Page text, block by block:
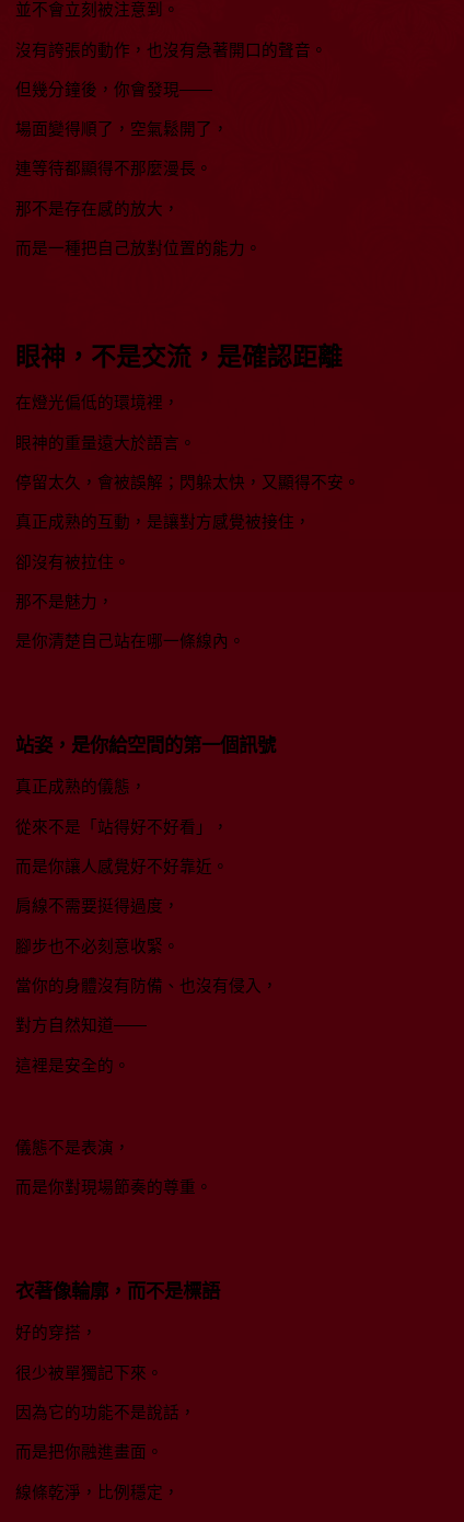
並不會立刻被注意到。
沒有誇張的動作，也沒有急著開口的聲音。
但幾分鐘後，你會發現——
場面變得順了，空氣鬆開了，
連等待都顯得不那麼漫長。
那不是存在感的放大，
而是一種把自己放對位置的能力。
眼神，不是交流，是確認距離
在燈光偏低的環境裡，
眼神的重量遠大於語言。
停留太久，會被誤解；閃躲太快，又顯得不安。
真正成熟的互動，是讓對方感覺被接住，
卻沒有被拉住。
那不是魅力，
是你清楚自己站在哪一條線內。
站姿，是你給空間的第一個訊號
真正成熟的儀態，
從來不是「站得好不好看」，
而是你讓人感覺好不好靠近。
肩線不需要挺得過度，
腳步也不必刻意收緊。
當你的身體沒有防備、也沒有侵入，
對方自然知道——
這裡是安全的。
儀態不是表演，
而是你對現場節奏的尊重。
衣著像輪廓，而不是標語
好的穿搭，
很少被單獨記下來。
因為它的功能不是說話，
而是把你融進畫面。
線條乾淨，比例穩定，